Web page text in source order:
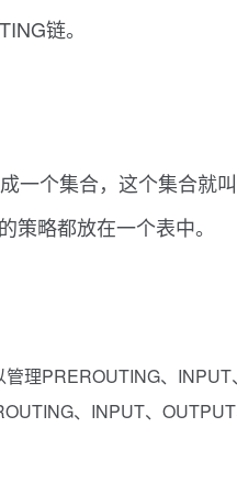
链。
一个集合，这个集合就
略都放在一个表中。
理PREROUTING、INPUT
、INPUT、OUTPUT